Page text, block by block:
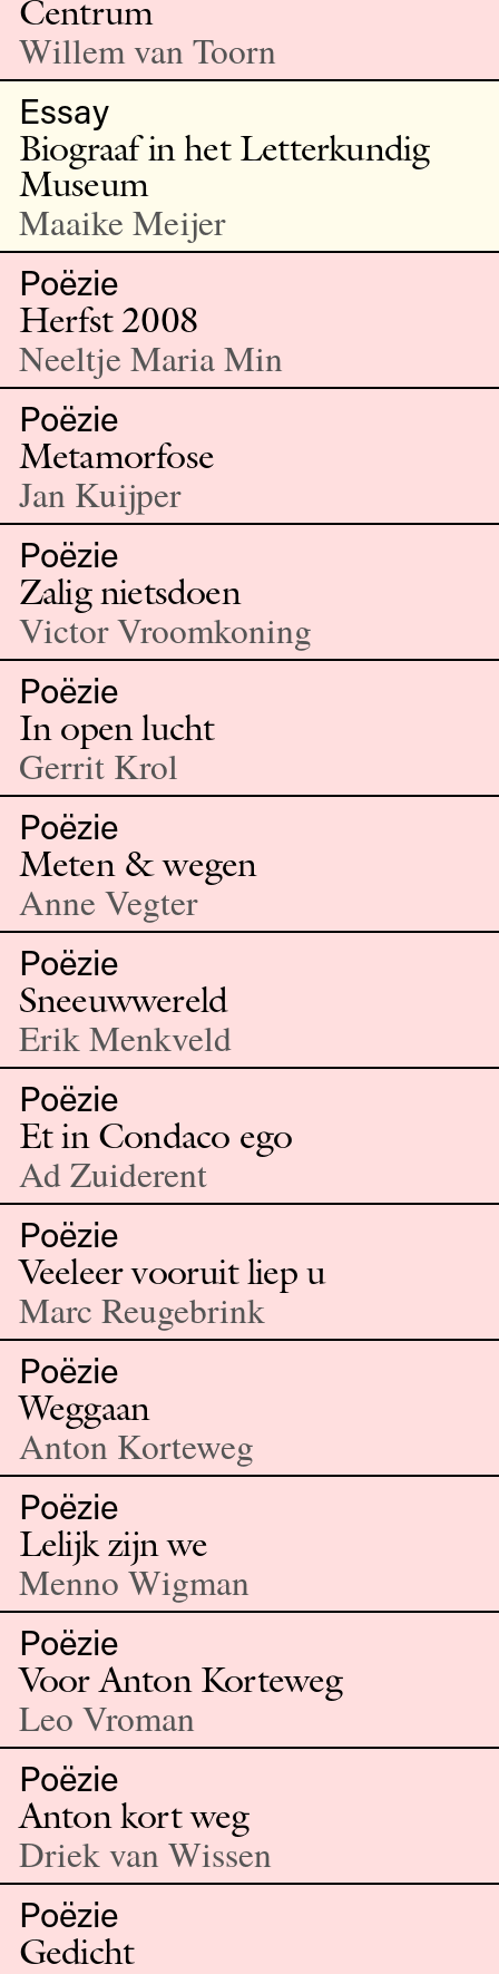
Centrum
Willem van Toorn
Essay
Biograaf in het Letterkundig
Museum
Maaike Meijer
Poëzie
Herfst 2008
Neeltje Maria Min
Poëzie
Metamorfose
Jan Kuijper
Poëzie
Zalig nietsdoen
Victor Vroomkoning
Poëzie
In open lucht
Gerrit Krol
Poëzie
Meten & wegen
Anne Vegter
Poëzie
Sneeuwwereld
Erik Menkveld
Poëzie
Et in Condaco ego
Ad Zuiderent
Poëzie
Veeleer vooruit liep u
Marc Reugebrink
Poëzie
Weggaan
Anton Korteweg
Poëzie
Lelijk zijn we
Menno Wigman
Poëzie
Voor Anton Korteweg
Leo Vroman
Poëzie
Anton kort weg
Driek van Wissen
Poëzie
Gedicht